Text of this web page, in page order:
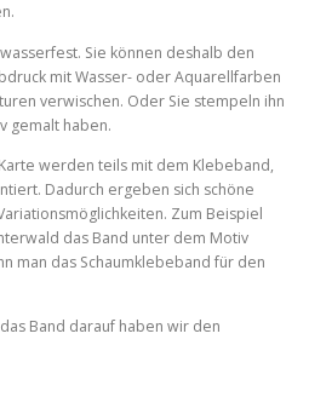
Sie können deshalb den
mit Wasser- oder Aquarellfarben
verwischen. Oder Sie stempeln ihn
gemalt haben.
werden teils mit dem Klebeband,
Dadurch ergeben sich schöne
Zum Beispiel
das Band unter dem Motiv
man das Schaumklebeband für den
Band darauf haben wir den